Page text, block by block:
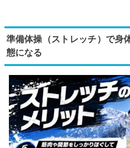
準備体操（ストレッチ）で身
態になる